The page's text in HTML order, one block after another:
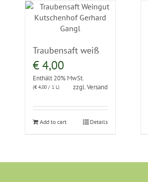
Traubensaft weiß
€4,00
Enthält 20% MwSt.
(€ 4,00 / 1 L) zzgl.Versand
Add to cart Details